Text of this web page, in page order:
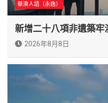
華澳人語（永逸）
新增二十八項非遺築
2026年8月8日